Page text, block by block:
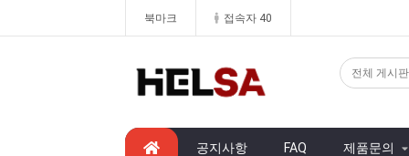
북마크 접속자 40
공지사항 FAQ 제품문의